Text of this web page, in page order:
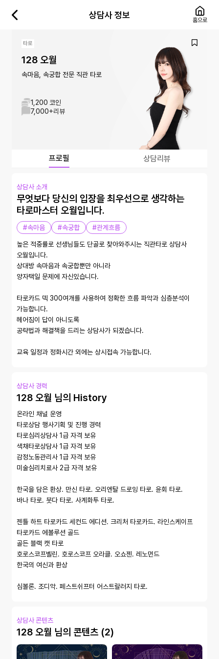
상담사 정보
홈으로
타로
128 오월
속마음, 속궁합 전문 직관 타로
1,200 코인
7,000+리뷰
프로필 상담리뷰
상담사 소개
무엇보다 당신의 입장을 최우선으로 생각하는
타로마스터 오월입니다.
#속마음 #속궁합 #관계흐름
높은 적중률로 선생님들도 단골로 찾아와주시는 직관타로 상담사
오월입니다.
상대방 속마음과 속궁합뿐만 아니라
양자택일 문제에 자신있습니다.
타로카드 덱 300여개를 사용하여 정확한 흐름 파악과 심층분석이
가능합니다.
헤어짐이 답이 아니도록
공략법과 해결책을 드리는 상담사가 되겠습니다.
교육 일정과 정화시간 외에는 상시접속 가능합니다.
상담사 경력
128 오월 님의 History
온라인 채널 운영
타로상담 행사기획 및 진행 경력
타로심리상담사 1급 자격 보유
색채타로상담사 1급 자격 보유
감정노동관리사 1급 자격 보유
미술심리치료사 2급 자격 보유
한국을 담은 환상. 만신 타로. 오리엔탈 드로잉 타로. 윤회 타로.
바나 타로. 붓다 타로. 사계화투 타로.
젠틀 하트 타로카드 세컨드 에디션. 크리처 타로카드. 라인스케이프
타로카드 에볼루션 골드
골든 블랙 캣 타로
호로스코프벨린. 호로스코프 오라클. 오쇼젠. 레노먼드
한국의 여신과 환상
심볼론. 조디악. 페스트쉬프터 어스트랄러지 타로.
상담사 콘텐츠
128 오월 님의 콘텐츠 (2)